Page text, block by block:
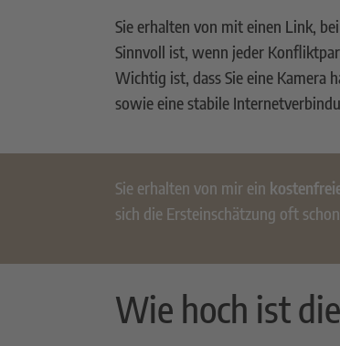
Sie erhalten von mit einen Link,
Sinnvoll ist, wenn jeder
Wichtig ist, dass Sie eine Kamera
sowie eine stabile
Sie erhalten von mir ein
sich die Ersteinschätzung oft
Wie hoch ist